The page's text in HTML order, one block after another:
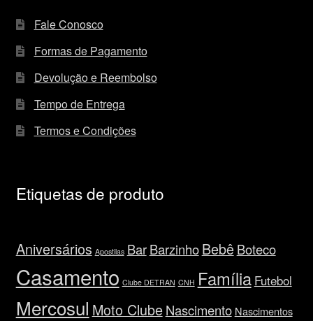
Fale Conosco
Formas de Pagamento
Devolução e Reembolso
Tempo de Entrega
Termos e Condições
Etiquetas de produto
Aniversários Apostilas Bar Barzinho Bebê Boteco
Casamento Clube DETRAN CNH Família Futebol
Mercosul Moto Clube Nascimento Nascimentos